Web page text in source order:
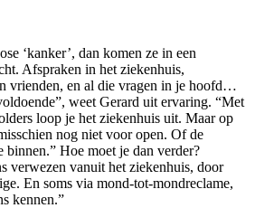
‘kanker’, dan komen ze in een
Afspraken in het ziekenhuis,
vrienden, en al die vragen in je hoofd…
weet Gerard uit ervaring. “Met
loop je het ziekenhuis uit. Maar op
nog niet voor open. Of de
Hoe moet je dan verder?
verwezen vanuit het ziekenhuis, door
En soms via mond-tot-mondreclame,
kennen.”